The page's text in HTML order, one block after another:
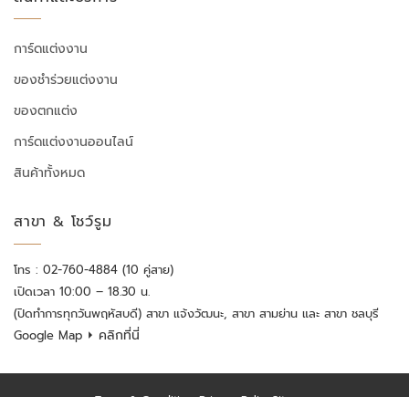
การ์ดแต่งงาน
ของชำร่วยแต่งงาน
ของตกแต่ง
การ์ดแต่งงานออนไลน์
สินค้าทั้งหมด
สาขา & โชว์รูม
โทร : 02-760-4884 (10 คู่สาย)
เปิดเวลา 10:00 – 18.30 น.
(ปิดทำการทุกวันพฤหัสบดี) สาขา แจ้งวัฒนะ, สาขา สามย่าน และ สาขา ชลบุรี
Google Map ⏵ คลิกที่นี่